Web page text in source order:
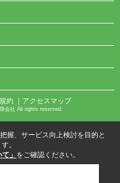
約 ｜アクセスマップ
会社 All rights reserved.
握、サービス向上検討を目的と
。
」 をご確認ください。